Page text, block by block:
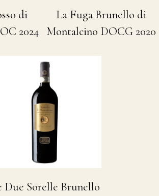
di
2024
La Fuga Brunello di
Montalcino DOCG 2020
Due Sorelle Brunello